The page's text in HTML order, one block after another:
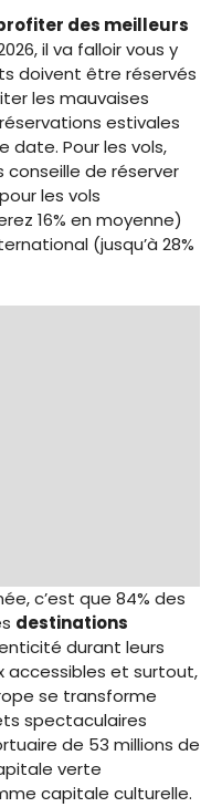
des meilleurs
il va falloir vous y
doivent être réservés
les mauvaises
estivales
Pour les vols,
conseille de réserver
les vols
16% en moyenne)
(jusqu’à 28%
c’est que 84% des
destinations
durant leurs
accessibles et surtout,
se transforme
spectaculaires
de 53 millions de
verte
capitale culturelle.